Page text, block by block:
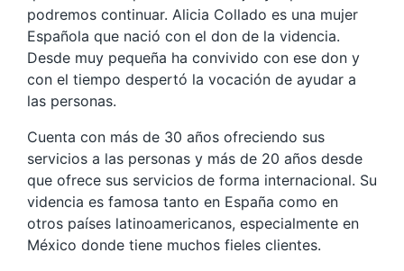
podremos continuar. Alicia Collado es una mujer
Española que nació con el don de la videncia.
Desde muy pequeña ha convivido con ese don y
con el tiempo despertó la vocación de ayudar a
las personas.
Cuenta con más de 30 años ofreciendo sus
servicios a las personas y más de 20 años desde
que ofrece sus servicios de forma internacional. Su
videncia es famosa tanto en España como en
otros países latinoamericanos, especialmente en
México donde tiene muchos fieles clientes.